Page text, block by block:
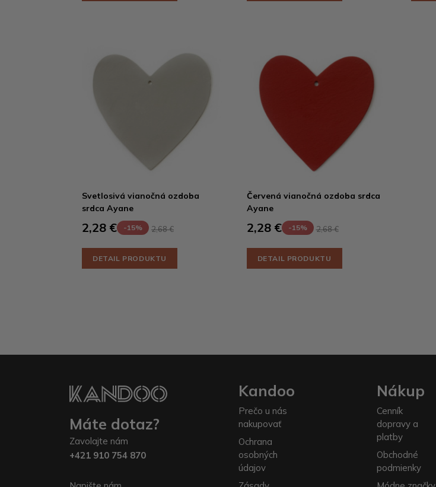
Svetlosivá vianočná ozdoba
srdca Ayane
2,28 € -15% 2,68 €
DETAIL PRODUKTU
Červená vianočná ozdoba srdca
Ayane
2,28 € -15% 2,68 €
DETAIL PRODUKTU
Máte dotaz?
Zavolajte nám
+421 910 754 870
Kandoo
Prečo u nás
nakupovať
Ochrana
osobných
údajov
Nákup
Cenník
dopravy a
platby
Obchodné
podmienky